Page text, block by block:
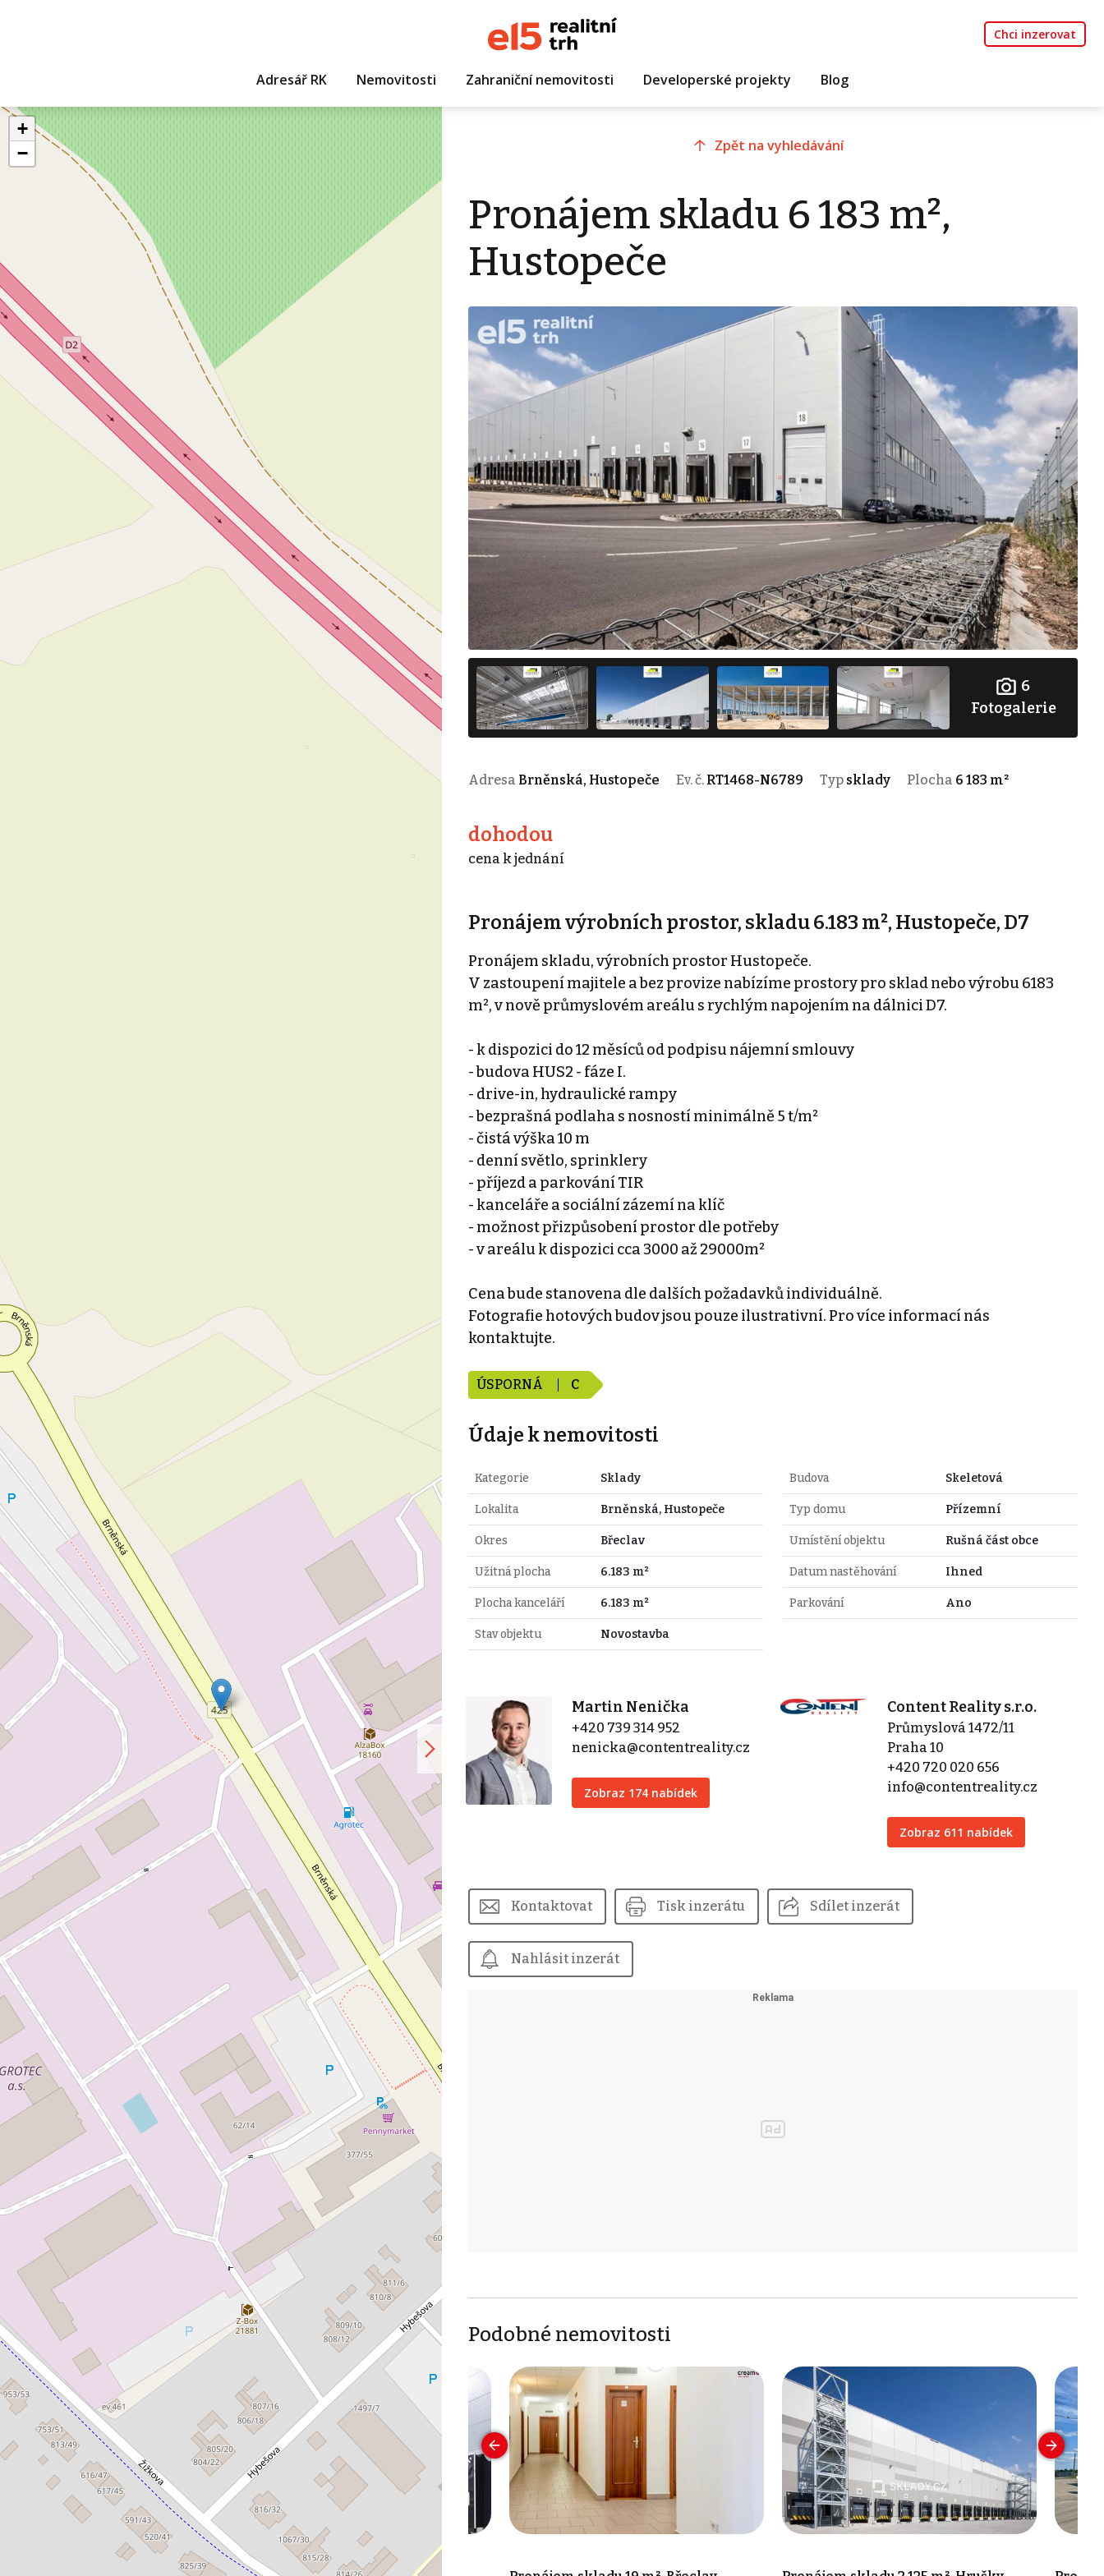
Chci inzerovat
Adresář RK Nemovitosti Zahraniční nemovitosti Developerské projekty Blog
+
−
Zpět na vyhledávání
Pronájem skladu 6 183 m²,
Hustopeče
6
Fotogalerie
Adresa Brněnská, Hustopeče Ev. č. RT1468-N6789 Typ sklady Plocha 6 183 m²
dohodou
cena k jednání
Pronájem výrobních prostor, skladu 6.183 m², Hustopeče, D7
Pronájem skladu, výrobních prostor Hustopeče.
V zastoupení majitele a bez provize nabízíme prostory pro sklad nebo výrobu 6183
m², v nově průmyslovém areálu s rychlým napojením na dálnici D7.
- k dispozici do 12 měsíců od podpisu nájemní smlouvy
- budova HUS2 - fáze I.
- drive-in, hydraulické rampy
- bezprašná podlaha s nosností minimálně 5 t/m²
- čistá výška 10 m
- denní světlo, sprinklery
- příjezd a parkování TIR
- kanceláře a sociální zázemí na klíč
- možnost přizpůsobení prostor dle potřeby
- v areálu k dispozici cca 3000 až 29000m²
Cena bude stanovena dle dalších požadavků individuálně.
Fotografie hotových budov jsou pouze ilustrativní. Pro více informací nás
kontaktujte.
ÚSPORNÁ C
Údaje k nemovitosti
Kategorie Sklady
Lokalita Brněnská, Hustopeče
Okres Břeclav
Užitná plocha 6.183 m²
Plocha kanceláří 6.183 m²
Stav objektu Novostavba
Budova Skeletová
Typ domu Přízemní
Umístění objektu Rušná část obce
Datum nastěhování Ihned
Parkování Ano
Martin Nenička
+420 739 314 952
nenicka@contentreality.cz
Zobraz 174 nabídek
Content Reality s.r.o.
Průmyslová 1472/11
Praha 10
+420 720 020 656
info@contentreality.cz
Zobraz 611 nabídek
Kontaktovat Tisk inzerátu Sdílet inzerát
Nahlásit inzerát
Podobné nemovitosti